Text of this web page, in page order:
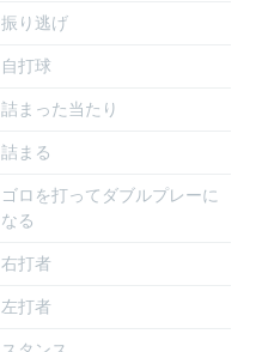
振り逃げ
自打球
詰まった当たり
詰まる
ゴロを打ってダブルプレーに
なる
右打者
左打者